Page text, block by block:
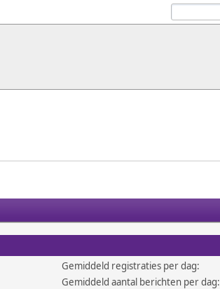
Gemiddeld registraties per dag:
Gemiddeld aantal berichten per dag: